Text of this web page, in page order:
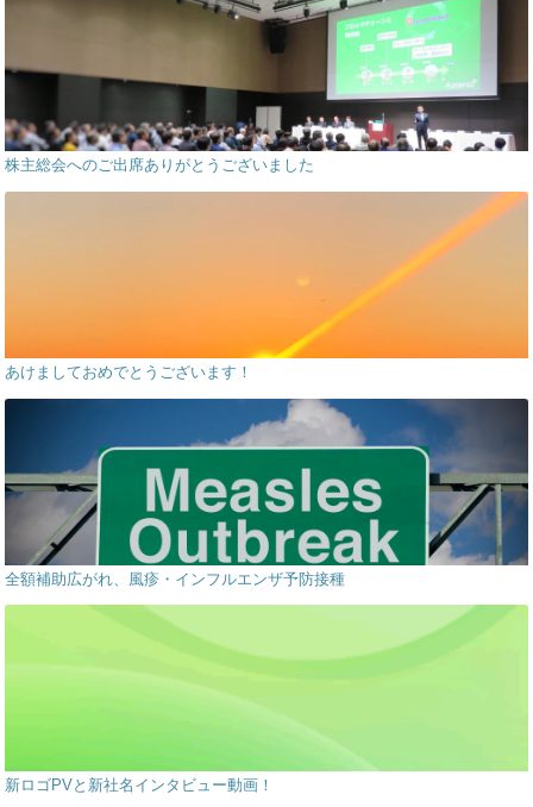
株主総会へのご出席ありがとうございました
あけましておめでとうございます！
全額補助広がれ、風疹・インフルエンザ予防接種
新ロゴPVと新社名インタビュー動画！